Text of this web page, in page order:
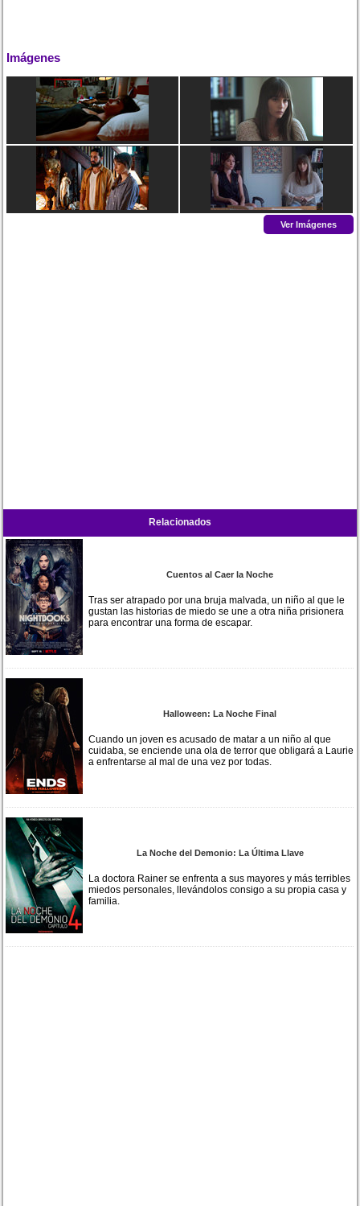
Imágenes
Ver Imágenes
Relacionados
Cuentos al Caer la Noche
Tras ser atrapado por una bruja malvada, un niño al que le
gustan las historias de miedo se une a otra niña prisionera
para encontrar una forma de escapar.
Halloween: La Noche Final
Cuando un joven es acusado de matar a un niño al que
cuidaba, se enciende una ola de terror que obligará a Laurie
a enfrentarse al mal de una vez por todas.
La Noche del Demonio: La Última Llave
La doctora Rainer se enfrenta a sus mayores y más terribles
miedos personales, llevándolos consigo a su propia casa y
familia.